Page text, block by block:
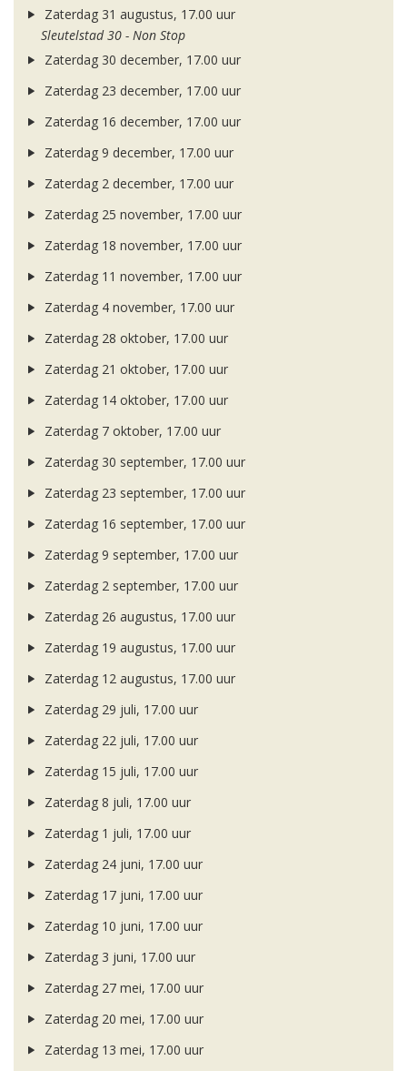
Zaterdag 31 augustus, 17.00 uur
Sleutelstad 30 - Non Stop
Zaterdag 30 december, 17.00 uur
Zaterdag 23 december, 17.00 uur
Zaterdag 16 december, 17.00 uur
Zaterdag 9 december, 17.00 uur
Zaterdag 2 december, 17.00 uur
Zaterdag 25 november, 17.00 uur
Zaterdag 18 november, 17.00 uur
Zaterdag 11 november, 17.00 uur
Zaterdag 4 november, 17.00 uur
Zaterdag 28 oktober, 17.00 uur
Zaterdag 21 oktober, 17.00 uur
Zaterdag 14 oktober, 17.00 uur
Zaterdag 7 oktober, 17.00 uur
Zaterdag 30 september, 17.00 uur
Zaterdag 23 september, 17.00 uur
Zaterdag 16 september, 17.00 uur
Zaterdag 9 september, 17.00 uur
Zaterdag 2 september, 17.00 uur
Zaterdag 26 augustus, 17.00 uur
Zaterdag 19 augustus, 17.00 uur
Zaterdag 12 augustus, 17.00 uur
Zaterdag 29 juli, 17.00 uur
Zaterdag 22 juli, 17.00 uur
Zaterdag 15 juli, 17.00 uur
Zaterdag 8 juli, 17.00 uur
Zaterdag 1 juli, 17.00 uur
Zaterdag 24 juni, 17.00 uur
Zaterdag 17 juni, 17.00 uur
Zaterdag 10 juni, 17.00 uur
Zaterdag 3 juni, 17.00 uur
Zaterdag 27 mei, 17.00 uur
Zaterdag 20 mei, 17.00 uur
Zaterdag 13 mei, 17.00 uur